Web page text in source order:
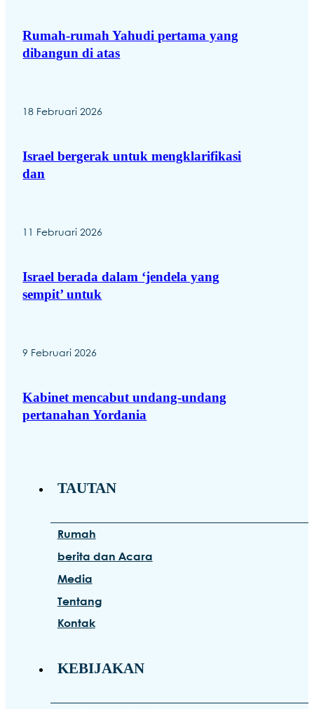
Rumah-rumah Yahudi pertama yang
dibangun di atas
18 Februari 2026
Israel bergerak untuk mengklarifikasi
dan
11 Februari 2026
Israel berada dalam ‘jendela yang
sempit’ untuk
9 Februari 2026
Kabinet mencabut undang-undang
pertanahan Yordania
TAUTAN
Rumah
berita dan Acara
Media
Tentang
Kontak
KEBIJAKAN